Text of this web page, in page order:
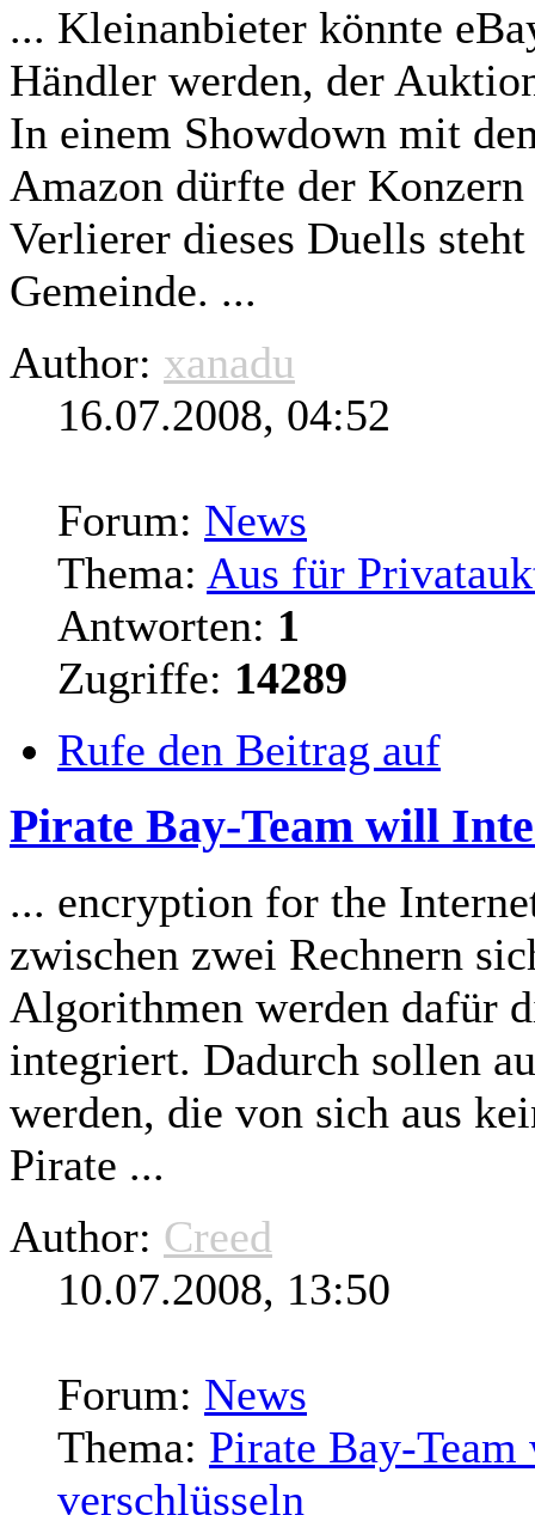
... Kleinanbieter könnte
Händler werden, der
In einem Showdown mit
Amazon dürfte der
Verlierer dieses Duells
Gemeinde. ...
Author: xanadu
16.07.2008, 04:52
Forum: News
Thema: Aus für
Antworten: 1
Zugriffe: 14289
Rufe den Beitrag auf
Pirate Bay-Team will
... encryption for the
zwischen zwei Rechnern
Algorithmen werden dafür
integriert. Dadurch sollen
werden, die von sich aus
Pirate ...
Author: Creed
10.07.2008, 13:50
Forum: News
Thema: Pirate Bay-
verschlüsseln